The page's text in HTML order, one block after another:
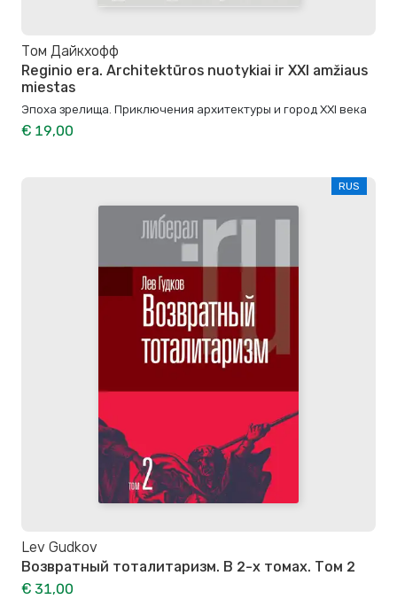
Том Дайкхофф
Reginio era. Architektūros nuotykiai ir XXI amžiaus
miestas
Эпоха зрелища. Приключения архитектуры и город XXI века
€ 19,00
RUS
Lev Gudkov
Возвратный тоталитаризм. В 2-х томах. Том 2
€ 31,00